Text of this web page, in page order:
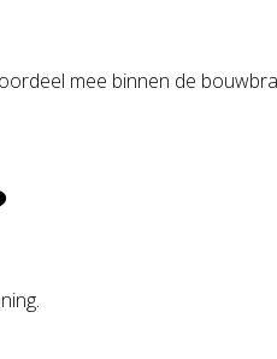
mee binnen de